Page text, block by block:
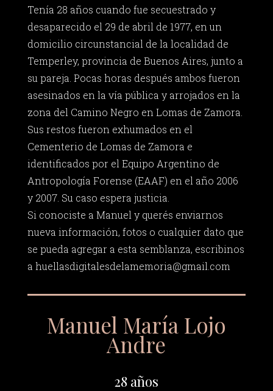
Tenía 28 años cuando fue secuestrado y
desaparecido el 29 de abril de 1977, en un
domicilio circunstancial de la localidad de
Temperley, provincia de Buenos Aires, junto a
su pareja. Pocas horas después ambos fueron
asesinados en la vía pública y arrojados en la
zona del Camino Negro en Lomas de Zamora.
Sus restos fueron exhumados en el
Cementerio de Lomas de Zamora e
identificados por el Equipo Argentino de
Antropología Forense (EAAF) en el año 2006
y 2007. Su caso espera justicia.
Si conociste a Manuel y querés enviarnos
nueva información, fotos o cualquier dato que
se pueda agregar a esta semblanza, escribinos
a huellasdigitalesdelamemoria@gmail.com
Manuel María Lojo
Andre
28 años